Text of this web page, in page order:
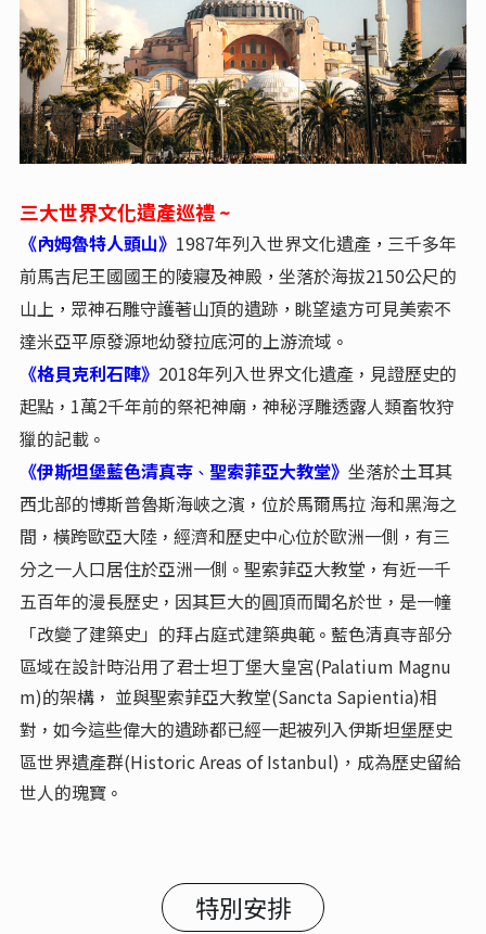
三大世界文化遺產巡禮 ~
《內姆魯特人頭山》 1987年列入世界文化遺產， 三千多年
前馬吉尼王國國王的陵寢及神殿， 坐落於海拔2150公尺的
山上 ， 眾神石雕守護著山頂的遺跡 ， 眺望遠方可見美索不
達米亞平原發源地幼發拉底河的上游流域 。
《格貝克利石陣》 2018年列入世界文化遺產， 見證歷史的
起點， 1萬2千年前的祭祀神廟 ， 神秘浮雕透露人類畜牧狩
獵的記載。
《伊斯坦堡藍色清真寺、 聖索菲亞大教堂》 坐落於土耳其
西北部的博斯普魯斯海峽之濱 ， 位於馬爾馬拉 海和黑海之
間 ， 橫跨歐亞大陸， 經濟和歷史中心位於歐洲一側 ， 有三
分之一人口居住於亞洲一側 。 聖索菲亞大教堂 ， 有近一千
五百年的漫長歷史 ， 因其巨大的圓頂而聞名於世 ， 是一幢
「改變了建築史」的拜占庭式建築典範。 藍色清真寺部分
區域在設計時沿用了君士坦丁堡大皇宮(Palatium Magnu
m)的架構，
並與聖索菲亞大教堂(Sancta Sapientia)相
對 ， 如今這些偉大的遺跡都已經一起被列入伊斯坦堡歷史
區世界遺產群(Historic Areas of Istanbul)，成為歷史留給
世人的瑰寶。
特別安排